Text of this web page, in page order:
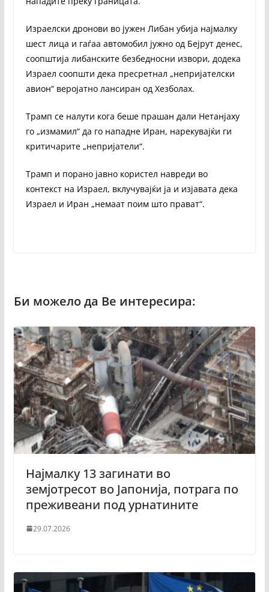
Израелски дронови во јужен Либан убија најмалку
шест лица и гаѓаа автомобил јужно од Бејрут денес,
соопштија либанските безбедносни извори, додека
Израел соопшти дека пресретнал „непријателски
авион“ веројатно лансиран од Хезболах.
Трамп се налути кога беше прашан дали Нетанјаху
го „измамил“ да го нападне Иран, нарекувајќи ги
критичарите „непријатели“.
Трамп и порано јавно користел навреди во
контекст на Израел, вклучувајќи ја и изјавата дека
Израел и Иран „немаат поим што прават“.
Најмалку 13 загинати во
земјотресот во Јапонија, потрага по
преживеани под урнатините
29.07.2026